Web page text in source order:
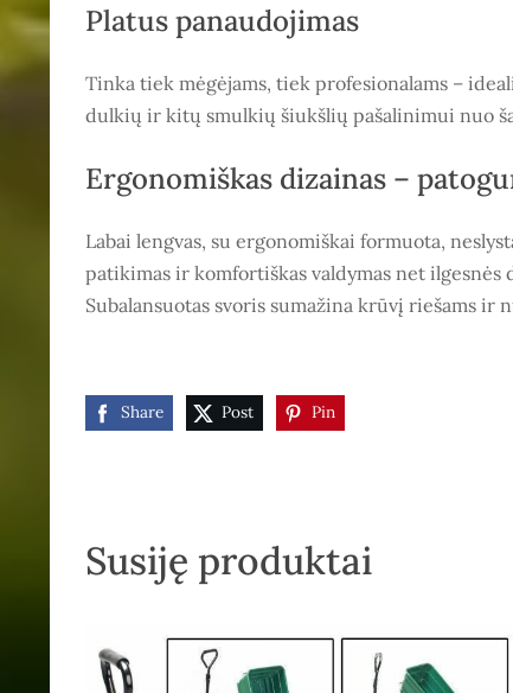
Platus panaudojimas
Tinka tiek mėgėjams, tiek profesionalams –
dulkių ir kitų smulkių šiukšlių pašalinimui nuo
Ergonomiškas dizainas –
Labai lengvas, su ergonomiškai formuota,
patikimas ir komfortiškas valdymas net ilgesnės
Subalansuotas svoris sumažina krūvį riešams ir
Share Post Pin
Susiję produktai